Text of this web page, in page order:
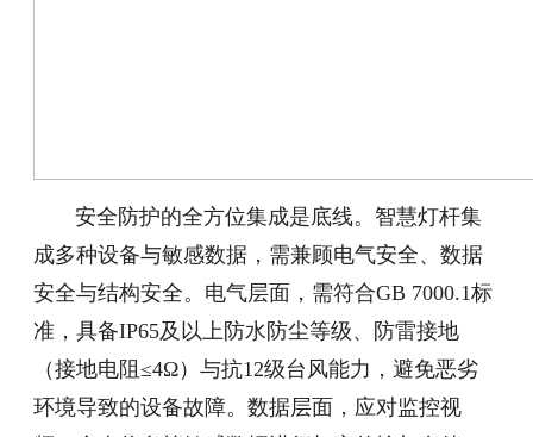
安全防护的全方位集成是底线。智慧灯杆集
成多种设备与敏感数据，需兼顾电气安全、数据
安全与结构安全。电气层面，需符合GB 7000.1标
准，具备IP65及以上防水防尘等级、防雷接地
（接地电阻≤4Ω）与抗12级台风能力，避免恶劣
环境导致的设备故障。数据层面，应对监控视